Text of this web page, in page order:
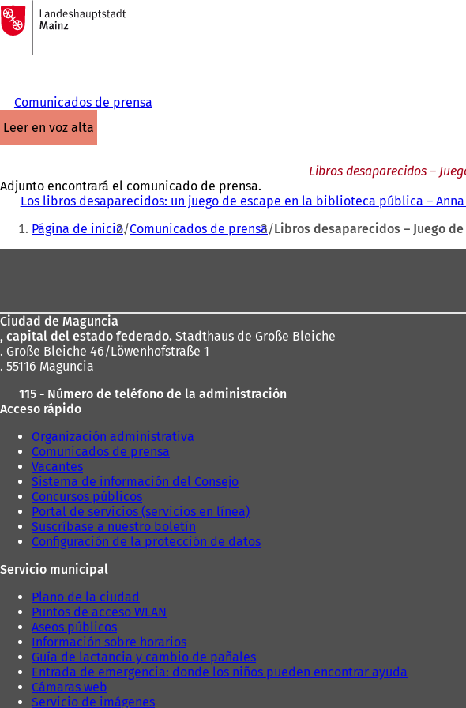
Saltar al contenido
A
la
página
Comunicados de prensa
leer en voz alta
Libros desaparecidos –
Adjunto encontrará el comunicado de prensa.
Los libros desaparecidos: un juego de escape en la biblioteca pública – Anna
Estás
aquí:
Página de inicio Comunicados de prensa Libros desaparecidos – Juego
pies
Ciudad de Maguncia
, capital del estado federado. Stadthaus de Große Bleiche
. Große Bleiche 46/Löwenhofstraße 1
. 55116 Maguncia
115 - Número de teléfono de la administración
Acceso rápido
Organización administrativa
Comunicados de prensa
Vacantes
Sistema de información del Consejo
Concursos públicos
Portal de servicios (servicios en línea)
Suscríbase a nuestro boletín
Configuración de la protección de datos
Servicio municipal
Plano de la ciudad
Puntos de acceso WLAN
Aseos públicos
Información sobre horarios
Guía de lactancia y cambio de pañales
Entrada de emergencia: donde los niños pueden encontrar ayuda
Cámaras web
Servicio de imágenes